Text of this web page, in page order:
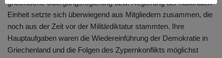
griechische Übergangsregierung bzw. Regierung der nationalen
Einheit setzte sich überwiegend aus Mitgliedern zusammen, die
noch aus der Zeit vor der Militärdiktatur stammten. Ihre
Hauptaufgaben waren die Wiedereinführung der Demokratie in
Griechenland und die Folgen des Zypernkonflikts möglichst